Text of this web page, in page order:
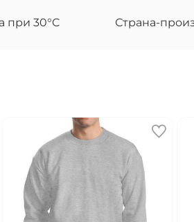
при 30°C Страна-